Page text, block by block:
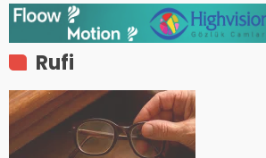
Rufi